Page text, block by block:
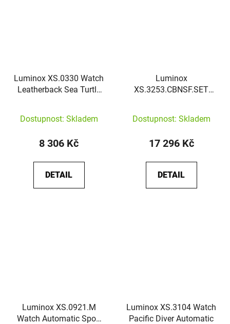
Luminox XS.0330 Watch
Leatherback Sea Turtle
Dostupnost: Skladem
8 306 Kč
DETAIL
Luminox
XS.3253.CBNSF.SET
Dostupnost: Skladem
17 296 Kč
DETAIL
Luminox XS.0921.M
Watch Automatic Sport
Luminox XS.3104 Watch
Pacific Diver Automatic